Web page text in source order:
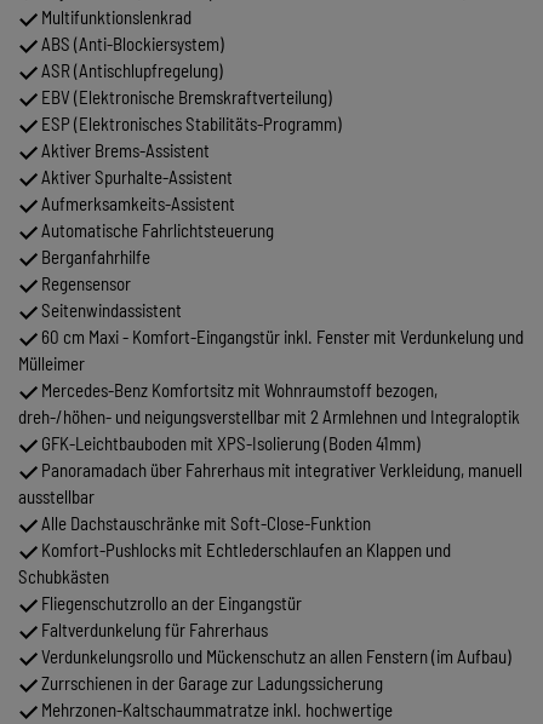
Multifunktionslenkrad
ABS (Anti-Blockiersystem)
ASR (Antischlupfregelung)
EBV (Elektronische Bremskraftverteilung)
ESP (Elektronisches Stabilitäts-Programm)
Aktiver Brems-Assistent
Aktiver Spurhalte-Assistent
Aufmerksamkeits-Assistent
Automatische Fahrlichtsteuerung
Berganfahrhilfe
Regensensor
Seitenwindassistent
60 cm Maxi - Komfort-Eingangstür inkl. Fenster mit Verdunkelung und
Mülleimer
Mercedes-Benz Komfortsitz mit Wohnraumstoff bezogen,
dreh-/höhen- und neigungsverstellbar mit 2 Armlehnen und Integraloptik
GFK-Leichtbauboden mit XPS-Isolierung (Boden 41mm)
Panoramadach über Fahrerhaus mit integrativer Verkleidung, manuell
ausstellbar
Alle Dachstauschränke mit Soft-Close-Funktion
Komfort-Pushlocks mit Echtlederschlaufen an Klappen und
Schubkästen
Fliegenschutzrollo an der Eingangstür
Faltverdunkelung für Fahrerhaus
Verdunkelungsrollo und Mückenschutz an allen Fenstern (im Aufbau)
Zurrschienen in der Garage zur Ladungssicherung
Mehrzonen-Kaltschaummatratze inkl. hochwertige